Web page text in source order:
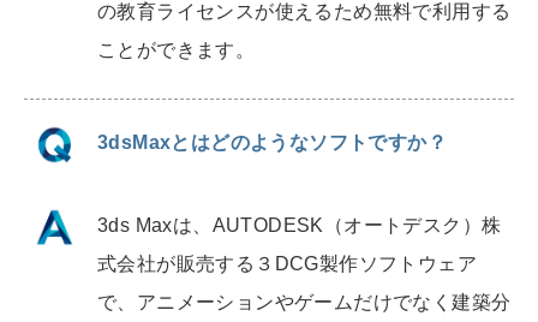
の教育ライセンスが使えるため無料で利用する
ことができます。
3dsMaxとはどのようなソフトですか？
3ds Maxは、AUTODESK（オートデスク）株
式会社が販売する３DCG製作ソフトウェア
で、アニメーションやゲームだけでなく建築分